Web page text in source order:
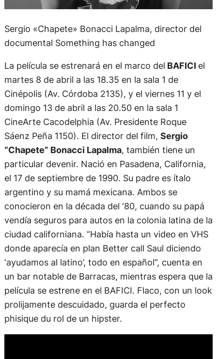
Sergio «Chapete» Bonacci Lapalma, director del
documental Something has changed
La película se estrenará en el marco del BAFICI el
martes 8 de abril a las 18.35 en la sala 1 de
Cinépolis (Av. Córdoba 2135), y el viernes 11 y el
domingo 13 de abril a las 20.50 en la sala 1
CineArte Cacodelphia (Av. Presidente Roque
Sáenz Peña 1150). El director del film, Sergio
“Chapete” Bonacci Lapalma, también tiene un
particular devenir. Nació en Pasadena, California,
el 17 de septiembre de 1990. Su padre es ítalo
argentino y su mamá mexicana. Ambos se
conocieron en la década del ‘80, cuando su papá
vendía seguros para autos en la colonia latina de la
ciudad californiana. “Había hasta un video en VHS
donde aparecía en plan Better call Saul diciendo
‘ayudamos al latino’, todo en español”, cuenta en
un bar notable de Barracas, mientras espera que la
película se estrene en el BAFICI. Flaco, con un look
prolijamente descuidado, guarda el perfecto
phisique du rol de un hipster.